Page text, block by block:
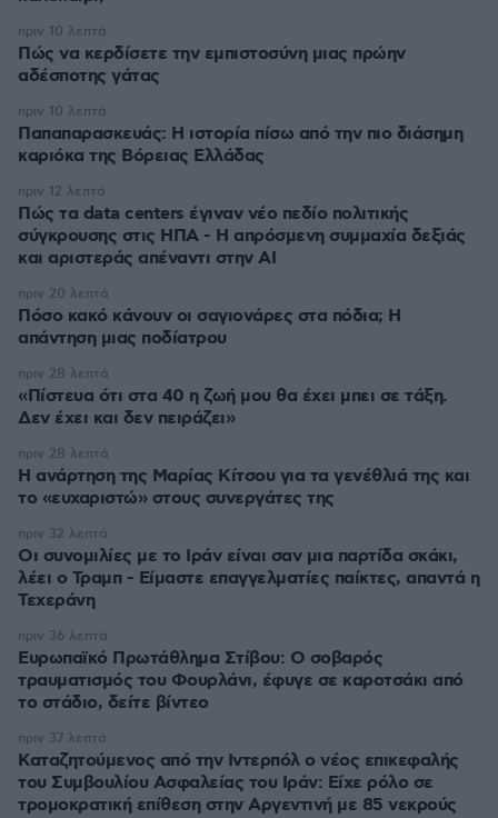
Πώς να κερδίσετε την εμπιστοσύνη μιας πρώην
αδέσποτης γάτας
πριν 10 λεπτά
Παπαπαρασκευάς: Η ιστορία πίσω από την πιο διάσημη
καριόκα της Βόρειας Ελλάδας
πριν 10 λεπτά
Πώς τα data centers έγιναν νέο πεδίο πολιτικής
σύγκρουσης στις ΗΠΑ - Η απρόσμενη συμμαχία δεξιάς
και αριστεράς απέναντι στην AI
πριν 12 λεπτά
Πόσο κακό κάνουν οι σαγιονάρες στα πόδια; Η
απάντηση μιας ποδίατρου
πριν 20 λεπτά
«Πίστευα ότι στα 40 η ζωή μου θα έχει μπει σε τάξη.
Δεν έχει και δεν πειράζει»
πριν 28 λεπτά
Η ανάρτηση της Μαρίας Κίτσου για τα γενέθλιά της και
το «ευχαριστώ» στους συνεργάτες της
πριν 28 λεπτά
Οι συνομιλίες με το Ιράν είναι σαν μια παρτίδα σκάκι,
λέει ο Τραμπ - Είμαστε επαγγελματίες παίκτες, απαντά η
Τεχεράνη
πριν 32 λεπτά
Ευρωπαϊκό Πρωτάθλημα Στίβου: Ο σοβαρός
τραυματισμός του Φουρλάνι, έφυγε σε καροτσάκι από
το στάδιο, δείτε βίντεο
πριν 36 λεπτά
Καταζητούμενος από την Ιντερπόλ ο νέος επικεφαλής
του Συμβουλίου Ασφαλείας του Ιράν: Είχε ρόλο σε
τρομοκρατική επίθεση στην Αργεντινή με 85 νεκρούς
πριν 37 λεπτά